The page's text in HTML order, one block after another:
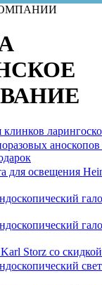
для освещения
Storz со